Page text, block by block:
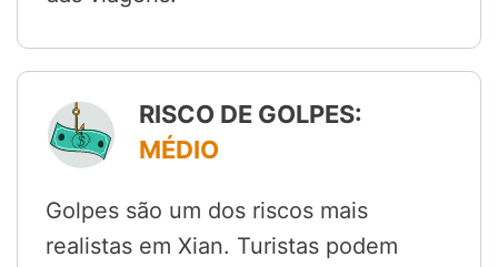
RISCO DE GOLPES:
MÉDIO
Golpes são um dos riscos mais
realistas em Xian. Turistas podem